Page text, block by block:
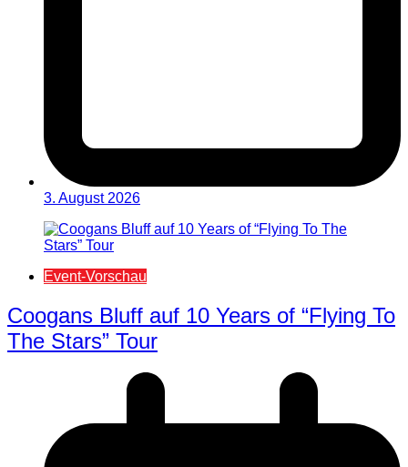
3. August 2026
Event-Vorschau
Coogans Bluff auf 10 Years of “Flying To
The Stars” Tour